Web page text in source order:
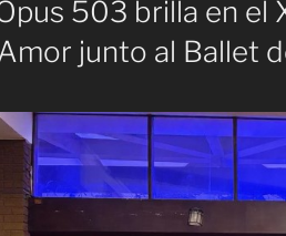
503 brilla en el
junto al Ballet